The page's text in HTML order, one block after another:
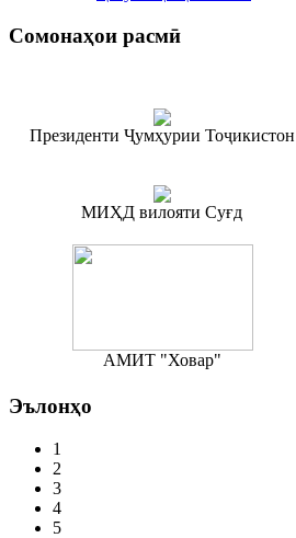
Сомонаҳои расмӣ
Президенти Ҷумҳурии Тоҷикистон
МИҲД вилояти Суғд
АМИТ "Ховар"
Эълонҳо
1
2
3
4
5